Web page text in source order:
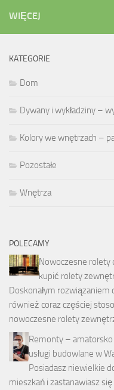
WIĘCEJ
KATEGORIE
Dom
Dywany i wykładziny –
Kolory we wnętrzach –
Pozostałe
Wnętrza
POLECAMY
Nowoczesne rolety
kupić rolety
Doskonałym
również coraz częściej
nowoczesne rolety
Remonty –
usługi budowlane w
Posiadasz niewielkie
mieszkań i zastanawiasz